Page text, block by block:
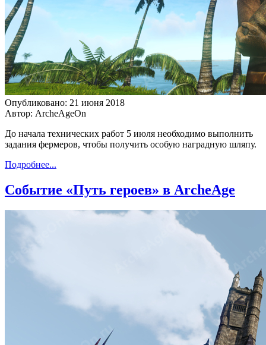
Опубликовано: 21 июня 2018
Автор: ArcheAgeOn
До начала технических работ 5 июля необходимо выполнить
задания фермеров, чтобы получить особую наградную шляпу.
Подробнее...
Событие «Путь героев» в ArcheAge